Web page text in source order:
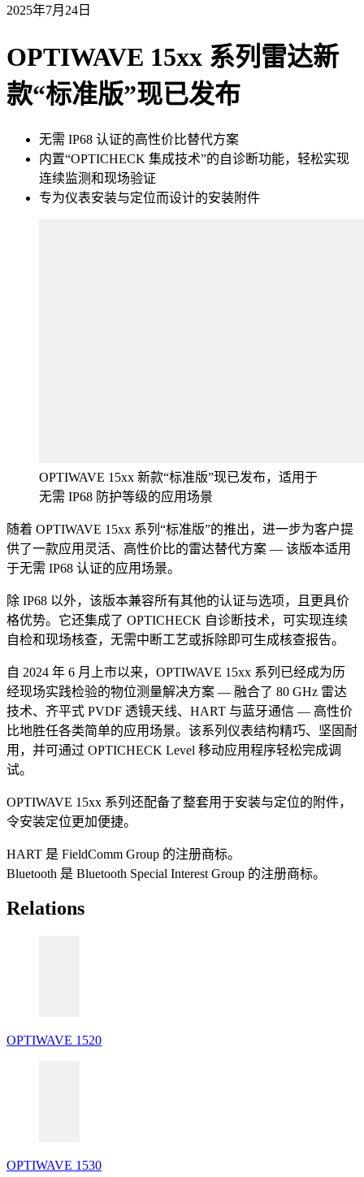
2025年7月24日
OPTIWAVE 15xx 系列雷达新
款“标准版”现已发布
无需 IP68 认证的高性价比替代方案
内置“OPTICHECK 集成技术”的自诊断功能，轻松实现
连续监测和现场验证
专为仪表安装与定位而设计的安装附件
OPTIWAVE 15xx 新款“标准版”现已发布，适用于
无需 IP68 防护等级的应用场景
随着 OPTIWAVE 15xx 系列“标准版”的推出，进一步为客户提
供了一款应用灵活、高性价比的雷达替代方案 — 该版本适用
于无需 IP68 认证的应用场景。
除 IP68 以外，该版本兼容所有其他的认证与选项，且更具价
格优势。它还集成了 OPTICHECK 自诊断技术，可实现连续
自检和现场核查，无需中断工艺或拆除即可生成核查报告。
自 2024 年 6 月上市以来，OPTIWAVE 15xx 系列已经成为历
经现场实践检验的物位测量解决方案 — 融合了 80 GHz 雷达
技术、齐平式 PVDF 透镜天线、HART 与蓝牙通信 — 高性价
比地胜任各类简单的应用场景。该系列仪表结构精巧、坚固耐
用，并可通过 OPTICHECK Level 移动应用程序轻松完成调
试。
OPTIWAVE 15xx 系列还配备了整套用于安装与定位的附件，
令安装定位更加便捷。
HART 是 FieldComm Group 的注册商标。
Bluetooth 是 Bluetooth Special Interest Group 的注册商标。
Relations
OPTIWAVE 1520
OPTIWAVE 1530